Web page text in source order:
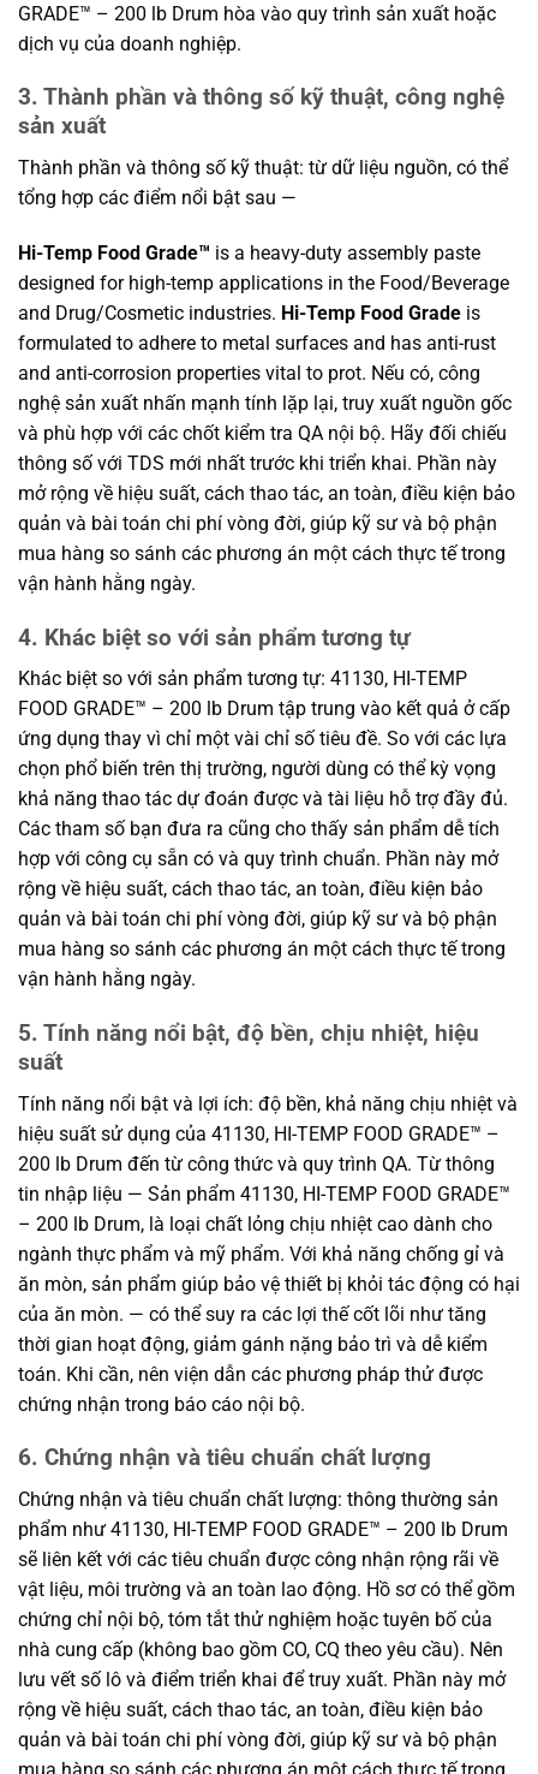
GRADE™ – 200 lb Drum hòa vào quy trình sản xuất hoặc
dịch vụ của doanh nghiệp.
3. Thành phần và thông số kỹ thuật, công nghệ
sản xuất
Thành phần và thông số kỹ thuật: từ dữ liệu nguồn, có thể
tổng hợp các điểm nổi bật sau —
Hi-Temp Food Grade™ is a heavy-duty assembly paste
designed for high-temp applications in the Food/Beverage
and Drug/Cosmetic industries. Hi-Temp Food Grade is
formulated to adhere to metal surfaces and has anti-rust
and anti-corrosion properties vital to prot. Nếu có, công
nghệ sản xuất nhấn mạnh tính lặp lại, truy xuất nguồn gốc
và phù hợp với các chốt kiểm tra QA nội bộ. Hãy đối chiếu
thông số với TDS mới nhất trước khi triển khai. Phần này
mở rộng về hiệu suất, cách thao tác, an toàn, điều kiện bảo
quản và bài toán chi phí vòng đời, giúp kỹ sư và bộ phận
mua hàng so sánh các phương án một cách thực tế trong
vận hành hằng ngày.
4. Khác biệt so với sản phẩm tương tự
Khác biệt so với sản phẩm tương tự: 41130, HI-TEMP
FOOD GRADE™ – 200 lb Drum tập trung vào kết quả ở cấp
ứng dụng thay vì chỉ một vài chỉ số tiêu đề. So với các lựa
chọn phổ biến trên thị trường, người dùng có thể kỳ vọng
khả năng thao tác dự đoán được và tài liệu hỗ trợ đầy đủ.
Các tham số bạn đưa ra cũng cho thấy sản phẩm dễ tích
hợp với công cụ sẵn có và quy trình chuẩn. Phần này mở
rộng về hiệu suất, cách thao tác, an toàn, điều kiện bảo
quản và bài toán chi phí vòng đời, giúp kỹ sư và bộ phận
mua hàng so sánh các phương án một cách thực tế trong
vận hành hằng ngày.
5. Tính năng nổi bật, độ bền, chịu nhiệt, hiệu
suất
Tính năng nổi bật và lợi ích: độ bền, khả năng chịu nhiệt và
hiệu suất sử dụng của 41130, HI-TEMP FOOD GRADE™ –
200 lb Drum đến từ công thức và quy trình QA. Từ thông
tin nhập liệu — Sản phẩm 41130, HI-TEMP FOOD GRADE™
– 200 lb Drum, là loại chất lỏng chịu nhiệt cao dành cho
ngành thực phẩm và mỹ phẩm. Với khả năng chống gỉ và
ăn mòn, sản phẩm giúp bảo vệ thiết bị khỏi tác động có hại
của ăn mòn. — có thể suy ra các lợi thế cốt lõi như tăng
thời gian hoạt động, giảm gánh nặng bảo trì và dễ kiểm
toán. Khi cần, nên viện dẫn các phương pháp thử được
chứng nhận trong báo cáo nội bộ.
6. Chứng nhận và tiêu chuẩn chất lượng
Chứng nhận và tiêu chuẩn chất lượng: thông thường sản
phẩm như 41130, HI-TEMP FOOD GRADE™ – 200 lb Drum
sẽ liên kết với các tiêu chuẩn được công nhận rộng rãi về
vật liệu, môi trường và an toàn lao động. Hồ sơ có thể gồm
chứng chỉ nội bộ, tóm tắt thử nghiệm hoặc tuyên bố của
nhà cung cấp (không bao gồm CO, CQ theo yêu cầu). Nên
lưu vết số lô và điểm triển khai để truy xuất. Phần này mở
rộng về hiệu suất, cách thao tác, an toàn, điều kiện bảo
quản và bài toán chi phí vòng đời, giúp kỹ sư và bộ phận